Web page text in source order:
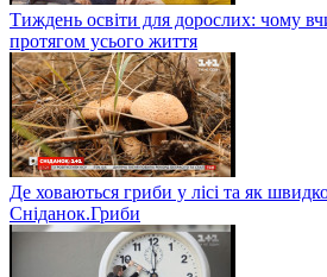
Тиждень освіти для дорослих: чому
протягом усього життя
Де ховаються гриби у лісі та як
Сніданок.Гриби